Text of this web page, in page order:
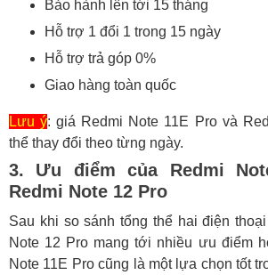
Bảo hành lên tới 15 tháng
Hỗ trợ 1 đổi 1 trong 15 ngày
Hỗ trợ trả góp 0%
Giao hàng toàn quốc
Lưu ý: giá Redmi Note 11E Pro và
thể thay đổi theo từng ngày.
3. Ưu điểm của Redmi
Redmi Note 12 Pro
Sau khi so sánh tổng thể hai điện
Note 12 Pro mang tới nhiều ưu điểm
Note 11E Pro cũng là một lựa chọn tốt